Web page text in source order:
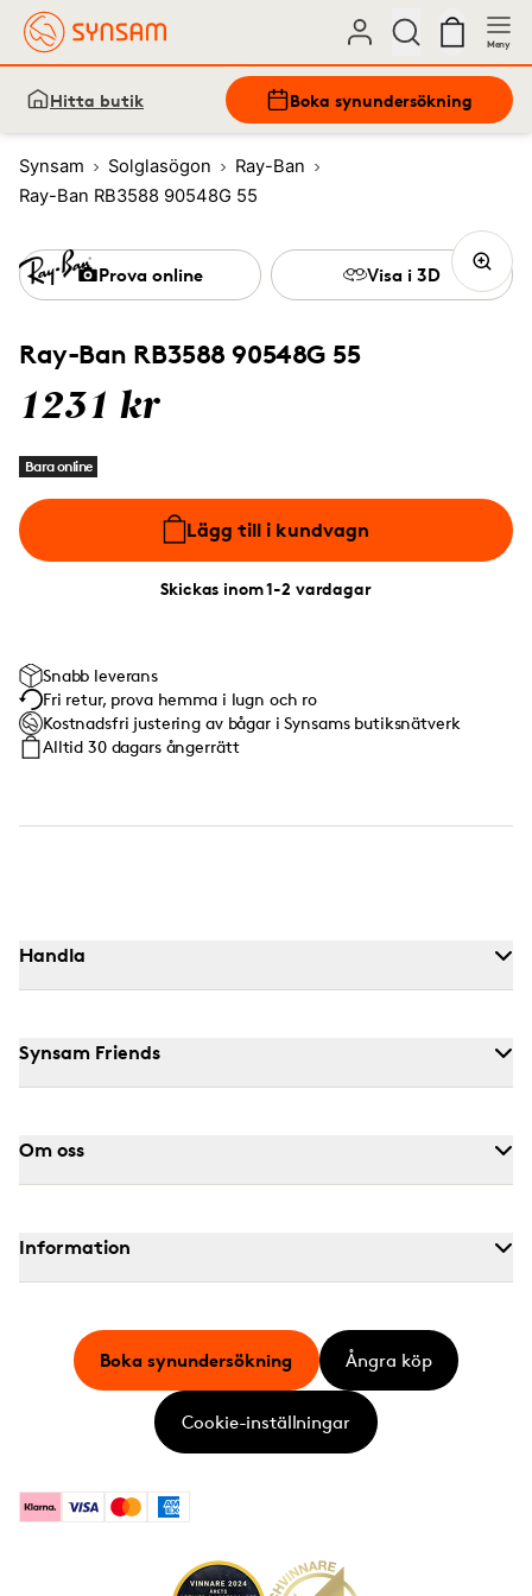
Meny
Hitta butik Boka synundersökning
Synsam Solglasögon
Ray-Ban
Ray-Ban RB3588 90548G 55
Ray-Ban RB3588 90548G 55
1231 kr
Bara online
Lägg till i kundvagn
Skickas inom 1-2 vardagar
Prova online Visa i 3D
Snabb leverans
Fri retur, prova hemma i lugn och ro
Kostnadsfri justering av bågar i Synsams butiksnätverk
Alltid 30 dagars ångerrätt
Handla
Synsam Friends
Om oss
Information
KlarnaVisa MastercardAmerican Express
Boka synundersökning Ångra köp
Cookie-inställningar